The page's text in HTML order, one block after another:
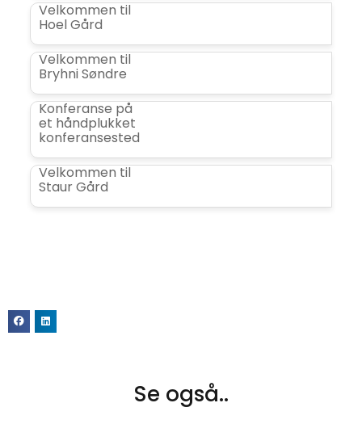
Velkommen til
Hoel Gård
Velkommen til
Bryhni Søndre
Konferanse på
et håndplukket
konferansested
Velkommen til
Staur Gård
Se også..